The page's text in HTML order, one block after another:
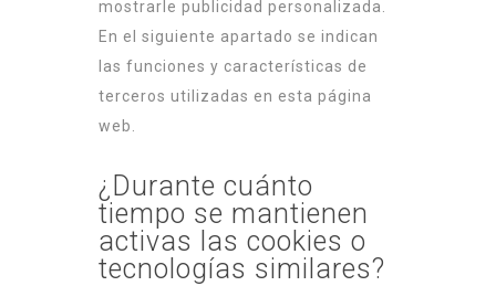
mostrarle publicidad personalizada.
En el siguiente apartado se indican
las funciones y características de
terceros utilizadas en esta página
web.
¿Durante cuánto
tiempo se mantienen
activas las cookies o
tecnologías similares?